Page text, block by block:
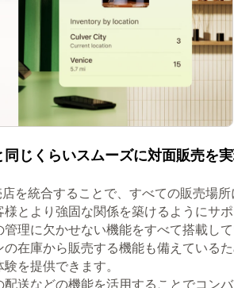
じくらいスムーズに対面販売を
を統合することで、すべての販売場
とより強固な関係を築けるようにサ
理に欠かせない機能をすべて搭載し
在庫から販売する機能も備えている
を提供できます。
送などの機能を活用することでコン